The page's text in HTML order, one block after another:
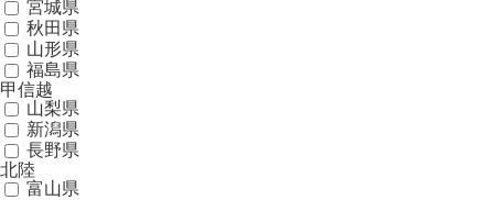
宮城県
秋田県
山形県
福島県
甲信越
山梨県
新潟県
長野県
北陸
富山県